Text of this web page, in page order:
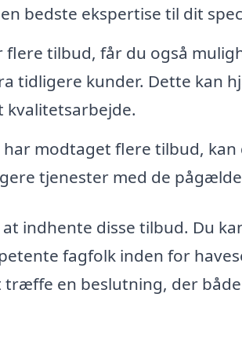
bedste ekspertise til dit
flere tilbud, får du også
tidligere kunder. Dette kan
har modtaget flere tilbud,
tjenester med de
indhente disse tilbud. Du
fagfolk inden for
en beslutning, der